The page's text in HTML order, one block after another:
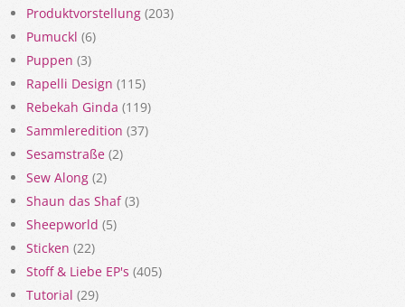
Produktvorstellung (203)
Pumuckl (6)
Puppen (3)
Rapelli Design (115)
Rebekah Ginda (119)
Sammleredition (37)
Sesamstraße (2)
Sew Along (2)
Shaun das Shaf(3)
Sheepworld (5)
Sticken (22)
Stoff & Liebe EP's (405)
Tutorial (29)